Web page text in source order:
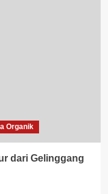
Organik
dari Gelinggang